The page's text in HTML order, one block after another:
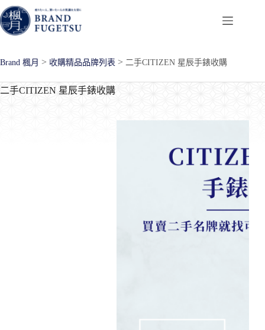
跳
至
主
內
Brand 楓月 > 收購精品品牌列表 > 二手CITIZEN 星辰手錶收購
二手CITIZEN 星辰手錶收購